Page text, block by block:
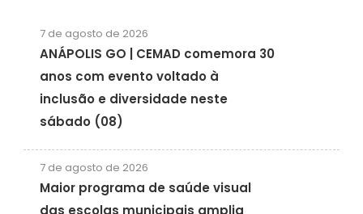
7 de agosto de 2026
ANÁPOLIS GO | CEMAD comemora 30
anos com evento voltado à
inclusão e diversidade neste
sábado (08)
7 de agosto de 2026
Maior programa de saúde visual
das escolas municipais amplia